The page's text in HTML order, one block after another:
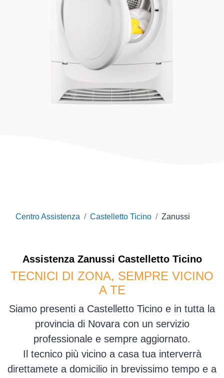
Centro Assistenza Castelletto Ticino Zanussi
Assistenza Zanussi Castelletto Ticino
TECNICI DI ZONA, SEMPRE VICINO
A TE
Siamo presenti a Castelletto Ticino e in tutta la
provincia di Novara con un servizio
professionale e sempre aggiornato.
Il tecnico più vicino a casa tua interverrà
direttamete a domicilio in brevissimo tempo e a